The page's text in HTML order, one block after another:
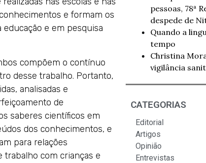
e formam os
e em pesquisa
compõem o contínuo
desse trabalho. Portanto,
analisadas e
de
saberes científicos em
dos conhecimentos, e
para relações
trabalho com crianças e
pessoas, 78ª
despede de
Quando a
tempo
Christina
vigilância
CATEGORIAS
Editorial
Artigos
Opinião
Entrevistas